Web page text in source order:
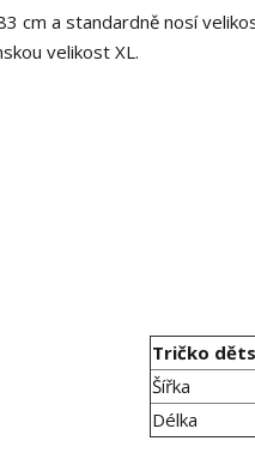
cm a standardně nosí
velikost XL.
Tričko
Šířka
Délka